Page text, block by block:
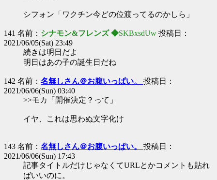
シフォン「ワクチン今どの位渡ってるのかしら」
141 名前： シナモン&フレンズ ◆SKBxsdUw 投稿日：
2021/06/05(Sat) 23:49
続きは明日だよ
明日はあの子の誕生日だね
142 名前： 名無しさん＠お腹いっぱい。 投稿日：
2021/06/06(Sun) 03:40
>>モカ「開催決定？って」
イヤ、これは思わぬ文字化け
143 名前： 名無しさん＠お腹いっぱい。 投稿日：
2021/06/06(Sun) 17:43
記事タイトルだけじゃなくてURLとかコメントも貼れ
ばいいのに。